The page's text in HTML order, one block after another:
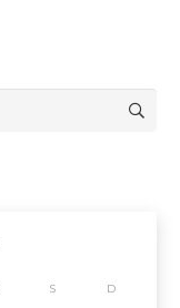
S D